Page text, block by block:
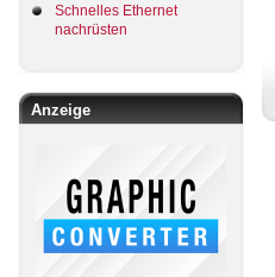
Schnelles Ethernet
nachrüsten
Anzeige